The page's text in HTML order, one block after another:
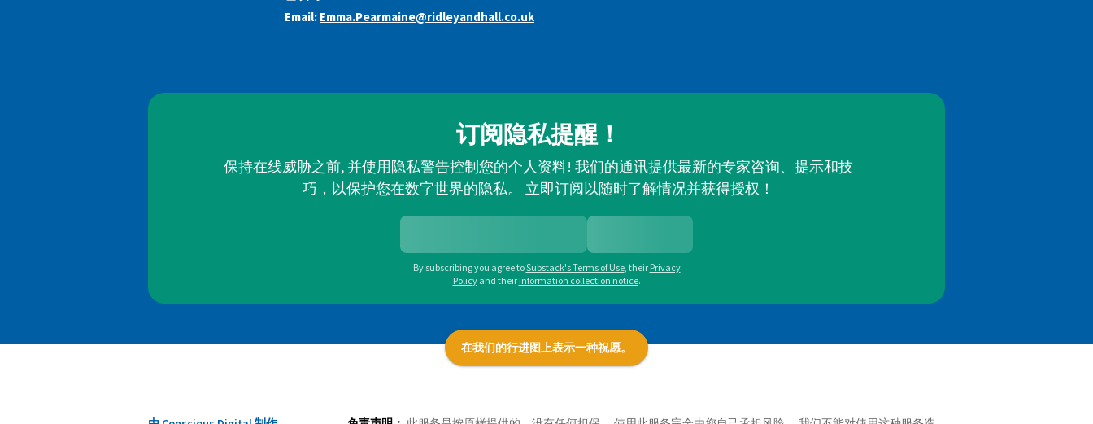
Email: Emma.Pearmaine@ridleyandhall.co.uk
订阅隐私提醒！
保持在线威胁之前, 并使用隐私警告控制您的个人资料! 我们的通讯提供最新的专家咨询、提示和技
巧，以保护您在数字世界的隐私。 立即订阅以随时了解情况并获得授权！
By subscribing you agree toSubstack's Terms of Use, their Privacy
Policy and their Information collection notice.
在我们的行进图上表示一种祝愿。